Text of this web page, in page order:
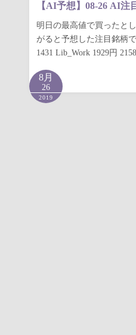
【AI予想】08-26 AI注
明日の最高値で買ったと
がると予想した注目銘
1431 Lib_Work 1929円
8月
26
2019